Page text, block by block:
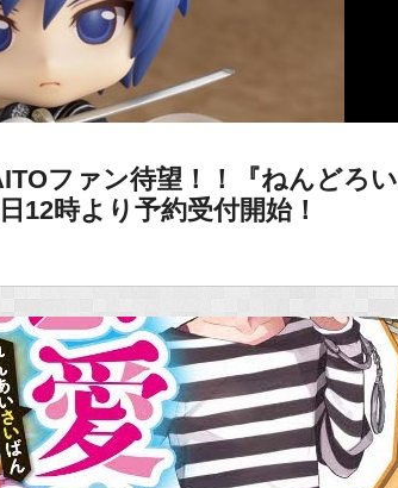
ファン待望！！『ねんどろい
12時より予約受付開始！